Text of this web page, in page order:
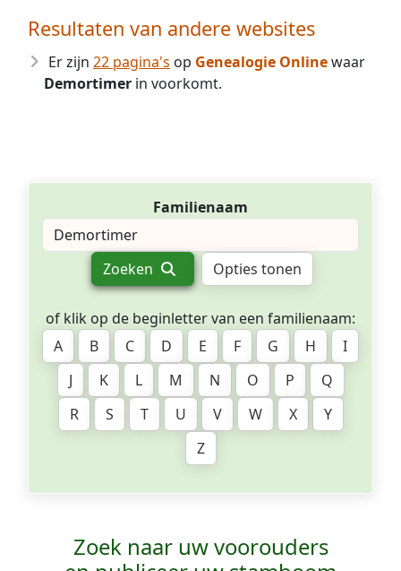
Resultaten van andere websites
Er zijn 22 pagina's op Genealogie Onlinewaar
Demortimer in voorkomt.
Familienaam
Zoeken Opties tonen
of klik op de beginletter van een familienaam:
A
B C D E F G H
I
J
K L M N O P
Q
R
S T U V W X
Y
Z
Zoek naar uw voorouders